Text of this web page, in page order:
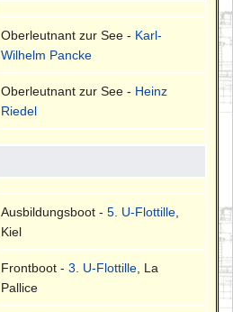
Oberleutnant zur See - Karl-
Wilhelm Pancke
Oberleutnant zur See - Heinz
Riedel
Ausbildungsboot -5. U-Flottille
Kiel
Frontboot -3. U-Flottille , La
Pallice